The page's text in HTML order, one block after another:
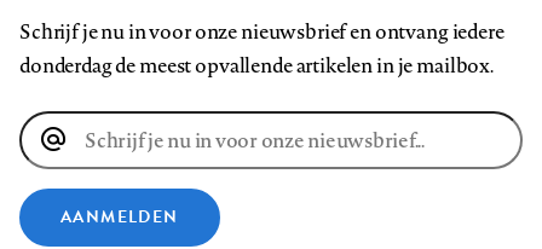
Schrijf je nu in voor onze nieuwsbrief en ontvang iedere
donderdag de meest opvallende artikelen in je mailbox.
E-
mailadres
AANMELDEN